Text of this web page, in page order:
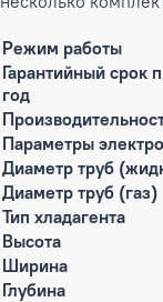
Режим работы
Гарантийный срок
год
Параметры
Диаметр труб
Диаметр труб (газ)
Тип хладагента
Высота
Ширина
Глубина